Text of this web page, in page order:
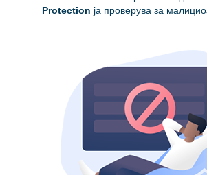
Protection ја проверува за